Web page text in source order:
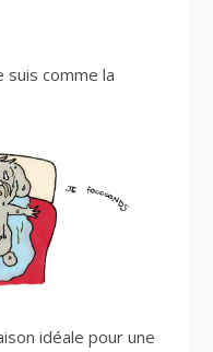
suis comme la
idéale pour une